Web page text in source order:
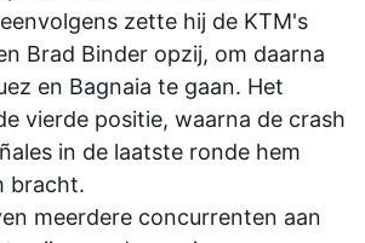
zette hij de KTM's
Brad Binder opzij, om daarna
en Bagnaia te gaan. Het
vierde positie, waarna de crash
in de laatste ronde hem
bracht.
meerdere concurrenten aan